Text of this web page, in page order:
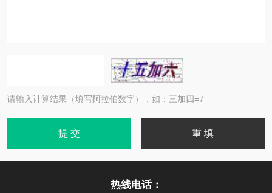
请输入计算结果（填写阿拉伯数字），如：三加四=7
热线电话：